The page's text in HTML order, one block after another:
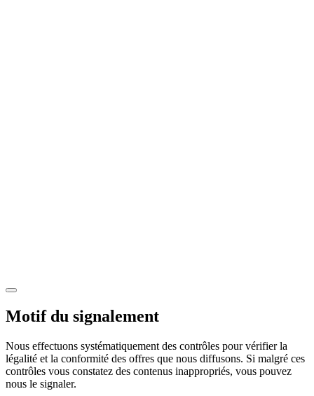
Motif du signalement
Nous effectuons systématiquement des contrôles pour vérifier la
légalité et la conformité des offres que nous diffusons. Si malgré ces
contrôles vous constatez des contenus inappropriés, vous pouvez
nous le signaler.